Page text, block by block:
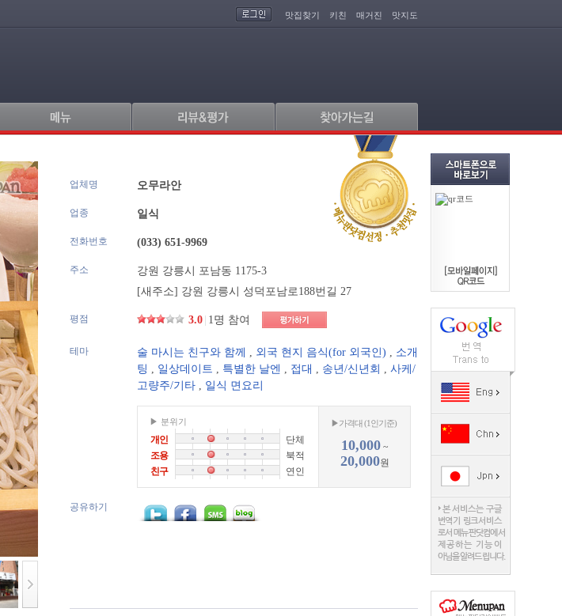
맛집찾기 키친 매거진 맛지도
업체명 오무라안
업종 일식
전화번호 (033) 651-9969
주소
강원 강릉시 포남동 1175-3
[새주소] 강원 강릉시 성덕포남로188번길 27
평점 3.0 1명 참여
테마 술 마시는 친구와 함께 , 외국 현지 음식(for 외국인) , 소개
팅 , 일상데이트 , 특별한 날엔 , 접대 , 송년/신년회 , 사케/
고량주/기타 , 일식 면요리
▶ 분위기
개인
단체
조용
북적
친구
연인
▶가격대 (1인기준)
10,000~
20,000원
공유하기